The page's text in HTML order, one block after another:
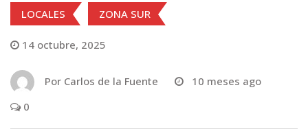
LOCALES ZONA SUR
14 octubre, 2025
Por Carlos de la Fuente
10 meses ago
0